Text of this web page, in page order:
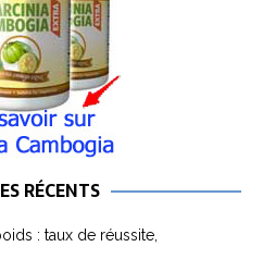
RÉCENTS
: taux de réussite,